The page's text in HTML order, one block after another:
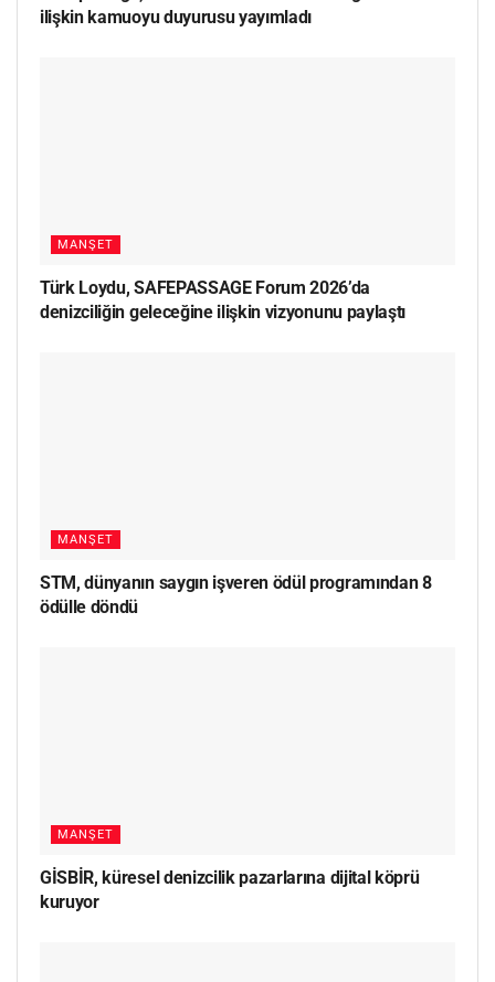
ilişkin kamuoyu duyurusu yayımladı
MANŞET
Türk Loydu, SAFEPASSAGE Forum 2026’da
denizciliğin geleceğine ilişkin vizyonunu paylaştı
MANŞET
STM, dünyanın saygın işveren ödül programından 8
ödülle döndü
MANŞET
GİSBİR, küresel denizcilik pazarlarına dijital köprü
kuruyor